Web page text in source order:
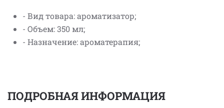
- Вид товара: ароматизатор;
- Объем: 350 мл;
- Назначение: ароматерапия;
ПОДРОБНАЯ ИНФОРМАЦИЯ